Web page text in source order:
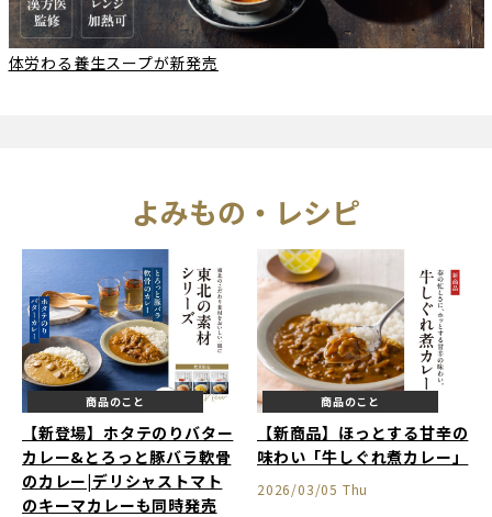
体労わる養生スープが新発売
よみもの・レシピ
商品のこと
【新登場】ホタテのりバター
カレー&とろっと豚バラ軟骨
のカレー|デリシャストマト
のキーマカレーも同時発売
商品のこと
2026/03/05 Thu
【新商品】ほっとする甘辛の
味わい「牛しぐれ煮カレー」